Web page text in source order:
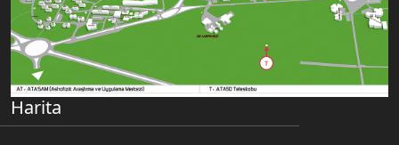
Harita